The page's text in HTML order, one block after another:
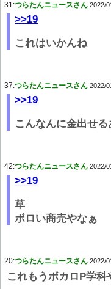
31:つらたんニュースさん 2022/
>>19
これはいかんね
37:つらたんニュースさん 2022/
>>19
こんなんに金出せ
42:つらたんニュースさん 2022/
>>19
草
ボロい商売やなぁ
20:つらたんニュースさん 2022/
これもうボカロP学科